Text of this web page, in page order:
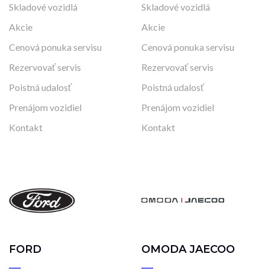
Skladové vozidlá
Akcie
Cenová ponuka servisu
Rezervovať servis
Poistná udalosť
Prenájom vozidiel
Kontakt
Skladové vozidlá
Akcie
Cenová ponuka servisu
Rezervovať servis
Poistná udalosť
Prenájom vozidiel
Kontakt
FORD OMODA JAECOO